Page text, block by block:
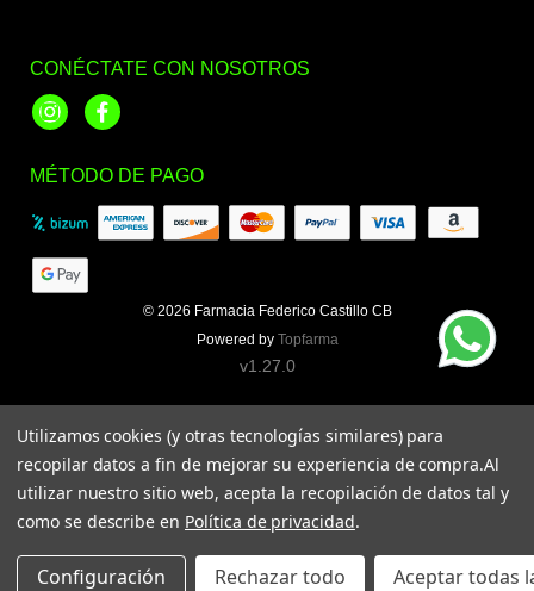
CONÉCTATE CON NOSOTROS
InstagramFacebook
MÉTODO DE PAGO
© 2026 Farmacia Federico Castillo CB
Powered by Topfarma
v1.27.0
Utilizamos cookies (y otras tecnologías similares) para
recopilar datos a fin de mejorar su experiencia de compra.Al
utilizar nuestro sitio web, acepta la recopilación de datos tal y
como se describe en Política de privacidad.
Configuración Rechazar todo Aceptar todas